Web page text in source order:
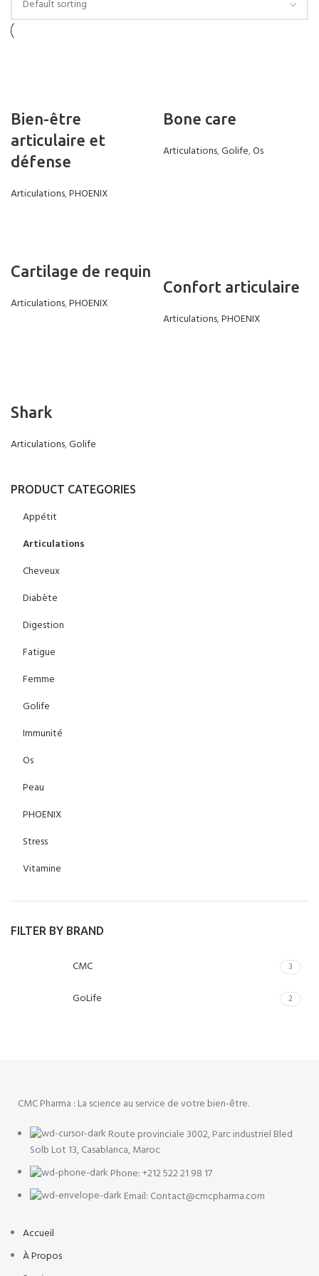
PRODUCT CATEGORIES
Appétit
Articulations
Cheveux
Diabète
Digestion
Fatigue
Femme
Golife
Immunité
Os
Peau
PHOENIX
Stress
Vitamine
FILTER BY BRAND
CMC 3
GoLife 2
Bien-être
articulaire et
défense
Articulations,PHOENIX
Bone care
Articulations,Golife,Os
Cartilage de requin
Articulations,PHOENIX
Confort articulaire
Articulations,PHOENIX
Shark
Articulations,Golife
CMC Pharma : La science au service de votre bien-être.
Route provinciale 3002, Parc industriel Bled
Solb Lot 13, Casablanca, Maroc
Phone: +212 522 21 98 17
Email: Contact@cmcpharma.com
Accueil
À Propos